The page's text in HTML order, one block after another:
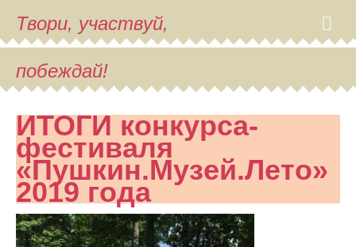
Твори, участвуй,
побеждай!
ИТОГИ конкурса-
фестиваля
«Пушкин.Музей.Лето»
2019 года